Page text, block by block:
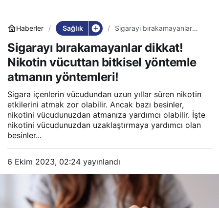
Haberler Sağlık
Sigarayı bırakamayanlar
bitkisel yöntemle atmanın
yöntemleri!
Sigarayı bırakamayanlar dikkat!
Nikotin vücuttan bitkisel yöntemle
atmanın yöntemleri!
Sigara içenlerin vücudundan uzun yıllar süren nikotin
etkilerini atmak zor olabilir. Ancak bazı besinler,
nikotini vücudunuzdan atmanıza yardımcı olabilir. İşte
nikotini vücudunuzdan uzaklaştırmaya yardımcı olan
besinler...
6 Ekim 2023, 02:24 yayınlandı